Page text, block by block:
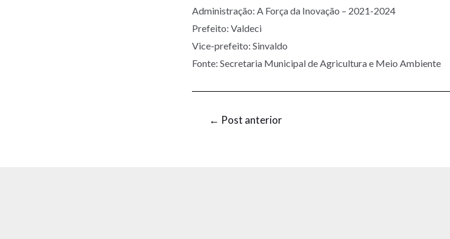
Administração: A Força da Inovação – 2021-2024
Prefeito: Valdeci
Vice-prefeito: Sinvaldo
Fonte: Secretaria Municipal de Agricultura e Meio Ambiente
← Post anterior